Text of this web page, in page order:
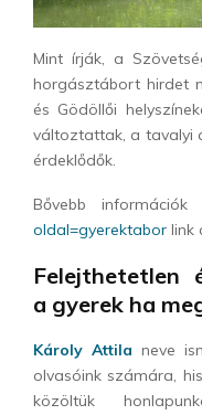
Mint írják, a
horgásztábort hirdet
és Gödöllői
változtattak, a tavalyi
érdeklődők.
Bővebb
oldal=gyerektabor link
Felejthetetlen
a gyerek ha
Károly Attila neve
olvasóink számára,
közöltük